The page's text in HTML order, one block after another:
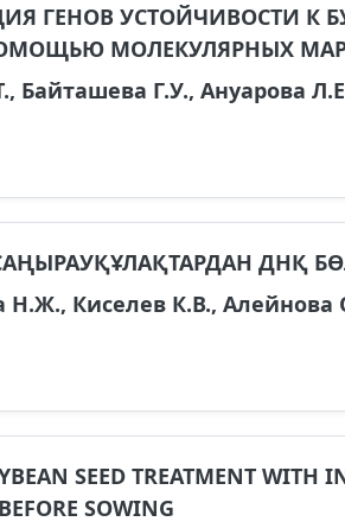
ГЕНОВ УСТОЙЧИВОСТИ К
МОЛЕКУЛЯРНЫХ
Байташева Г.У., Ануарова
ДНҚ
Киселев К.В., Алейнова
SEED TREATMENT
SOWING